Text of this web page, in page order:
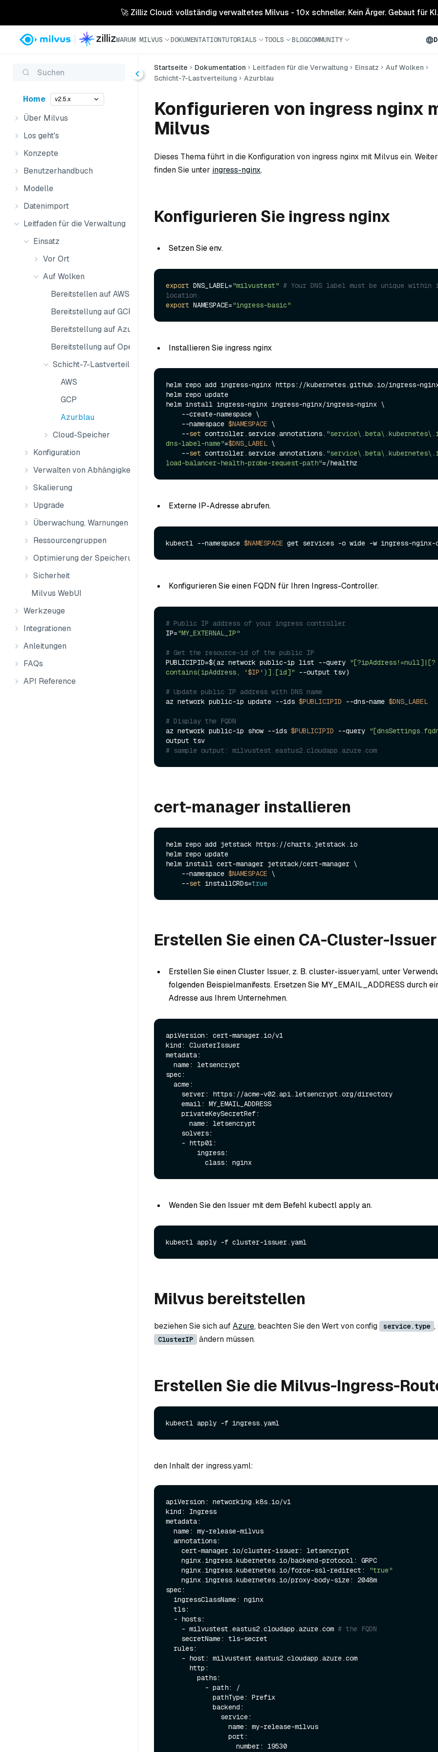
🚀 Zilliz Cloud: vollständig verwaltetes Milvus - 10x schneller. Kein Ärger. Gebaut für KI.
WARUM MILVUS DOKUMENTATIONTUTORIALS TOOLS BLOGCOMMUNITY
Suchen
Home v2.5.x
Über Milvus
Los geht's
Konzepte
Benutzerhandbuch
Modelle
Datenimport
Leitfaden für die Verwaltung
Einsatz
Vor Ort
Auf Wolken
Bereitstellen auf AWS
Bereitstellung auf GCP
Bereitstellung auf Azure
Bereitstellung auf OpenShift
Schicht-7-Lastverteilung
AWS
GCP
Azurblau
Cloud-Speicher
Konfiguration
Verwalten von Abhängigkeiten
Skalierung
Upgrade
Überwachung, Warnungen und Protokolle
Ressourcengruppen
Optimierung der Speicherung
Sicherheit
Milvus WebUI
Werkzeuge
Integrationen
Anleitungen
FAQs
API Reference
Startseite Dokumentation Leitfaden für die Verwaltung Einsatz
Auf Wolken
Schicht-7-Lastverteilung
Azurblau
Konfigurieren von ingress nginx
Milvus
Dieses Thema führt in die Konfiguration von ingress nginx mit Milvus ein.
finden Sie unter ingress-nginx.
Konfigurieren Sie ingress nginx
Setzen Sie env.
export DNS_LABEL="milvustest" # Your DNS label must be unique within
location.
export NAMESPACE="ingress-basic"
Installieren Sie ingress nginx
helm repo add ingress-nginx https://kubernetes.github.io/ingress-
helm repo update
helm install ingress-nginx ingress-nginx/ingress-nginx \
    --namespace
$NAMESPACE \
    --
set controller.service.annotations.
dns-label-name"=$DNS_LABEL \
    --
set controller.service.annotations.
load-balancer-health-probe-request-path"
Externe IP-Adresse abrufen.
kubectl --namespace $NAMESPACE
Konfigurieren Sie einen FQDN für Ihren Ingress-Controller.
# Public IP address of your ingress controller
IP="MY_EXTERNAL_IP"
# Get the resource-id of the public IP
PUBLICIPID=$(az network public-ip list --query "[?ipAddress!=null]|[?
contains(ipAddress, '$IP ')].[id]" --output tsv)
# Update public IP address with DNS name
az network public-ip update --ids $PUBLICIPID --dns-name $DNS_LABEL
# Display the FQDN
az network public-ip show --ids $PUBLICIPID --query
# sample output: milvustest.eastus2.cloudapp.azure.com
cert-manager installieren
helm repo add jetstack https://charts.jetstack.io
helm repo update
helm install cert-manager jetstack/cert-manager \
    --namespace
$NAMESPACE \
    --
set installCRDs=true
Erstellen Sie einen CA-Cluster-Issuer
Erstellen Sie einen Cluster Issuer, z. B. cluster-issuer.yaml, unter
folgenden Beispielmanifests. Ersetzen Sie MY_EMAIL_ADDRESS durch
Adresse aus Ihrem Unternehmen.
apiVersion: cert-manager.io/v1
kind: ClusterIssuer
metadata:
spec:
Wenden Sie den Issuer mit dem Befehl kubectl apply an.
Milvus bereitstellen
beziehen Sie sich aufAzure, beachten Sie den Wert von config service.type ,
ClusterIP ändern müssen.
Erstellen Sie die Milvus-Ingress-
den Inhalt der ingress.yaml:
apiVersion: networking.k8s.io/v1
kind: Ingress
metadata:
    nginx.ingress.kubernetes.io/force-ssl-redirect:
"true"
spec:
    - milvustest.eastus2.cloudapp.azure.com
# the FQDN